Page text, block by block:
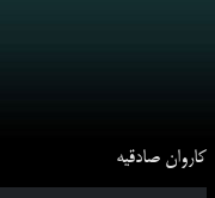
کاروان صادقیه